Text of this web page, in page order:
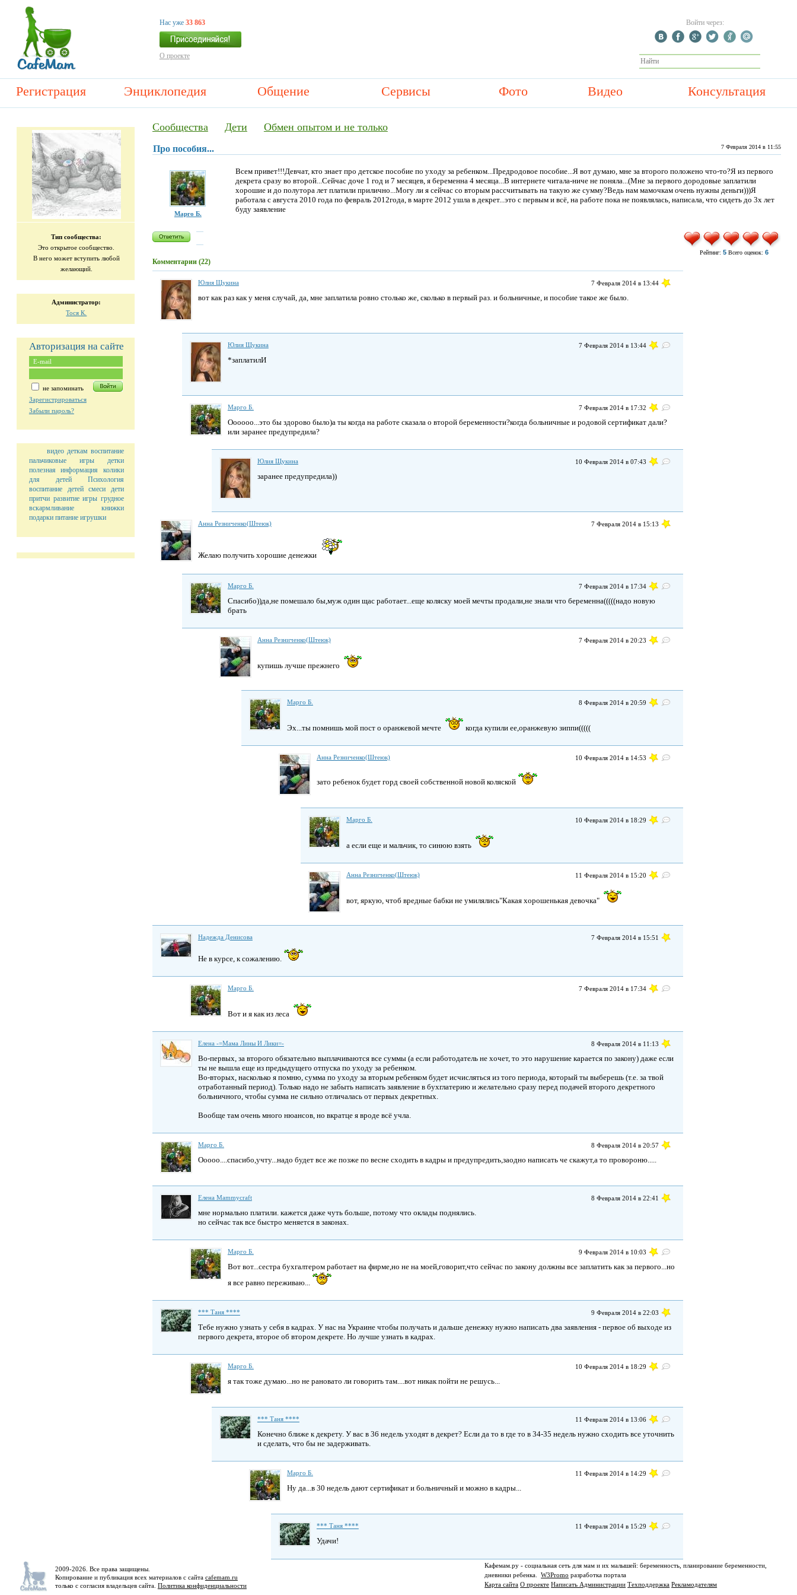
Нас уже 33 863
О проекте
Войти через:
Регистрация Энциклопедия Общение Сервисы Фото Видео Консультация
Тип сообщества:
Это открытое сообщество.
В него может вступить любой
желающий.
Администратор:
Тоcя К.
Авторизация на сайте
не запоминать
Зарегистрироваться
Забыли пароль?
видео деткам воспитание
пальчиковые игры
детки
полезная информация
колики
для детей
Психология
воспитание детей
смеси
дети
притчи развитие игры грудное
вскармливание
книжки
подарки питание игрушки
Сообщества Дети Обмен опытом и не только
Про пособия... 7 Февраля 2014 в 11:55
Марго Б.
Всем привет!!!Девчат, кто знает про детское пособие по уходу за ребенком...Предродовое пособие...Я вот думаю, мне за второго положено что-то?Я из первого
декрета сразу во второй...Сейчас доче 1 год и 7 месяцев, я беременна 4 месяца...В интернете читала-ниче не поняла...(Мне за первого дородовые заплатили
хорошие и до полутора лет платили прилично...Могу ли я сейчас со вторым рассчитывать на такую же сумму?Ведь нам мамочкам очень нужны деньги)))Я
работала с августа 2010 года по февраль 2012года, в марте 2012 ушла в декрет...это с первым и всё, на работе пока не появлялась, написала, что сидеть до 3х лет
буду заявление
Рейтинг: 5Всего оценок: 6
Комментарии (22)
Юлия Щукина 7 Февраля 2014 в 13:44
вот как раз как у меня случай, да, мне заплатила ровно столько же, сколько в первый раз. и больничные, и пособие такое же было.
Юлия Щукина 7 Февраля 2014 в 13:44
*заплатилИ
Марго Б. 7 Февраля 2014 в 17:32
Оооооо...это бы здорово было)а ты когда на работе сказала о второй беременности?когда больничные и родовой сертификат дали?
или заранее предупредила?
Юлия Щукина 10 Февраля 2014 в 07:43
заранее предупредила))
Анна Резниченко(Штеюк) 7 Февраля 2014 в 15:13
Желаю получить хорошие денежки
Марго Б. 7 Февраля 2014 в 17:34
Спасибо))да,не помешало бы,муж один щас работает...еще коляску моей мечты продали,не знали что беременна(((((надо новую
брать
Анна Резниченко(Штеюк) 7 Февраля 2014 в 20:23
купишь лучше прежнего
Марго Б. 8 Февраля 2014 в 20:59
Эх...ты помнишь мой пост о оранжевой мечте когда купили ее,оранжевую зиппи(((((
Анна Резниченко(Штеюк) 10 Февраля 2014 в 14:53
зато ребенок будет горд своей собственной новой коляской
Марго Б. 10 Февраля 2014 в 18:29
а если еще и мальчик, то синюю взять
Анна Резниченко(Штеюк) 11 Февраля 2014 в 15:20
вот, яркую, чтоб вредные бабки не умилялись"Какая хорошенькая девочка"
Надежда Денисова 7 Февраля 2014 в 15:51
Не в курсе, к сожалению.
Марго Б. 7 Февраля 2014 в 17:34
Вот и я как из леса
Елена -=Мама Лины И Лики=- 8 Февраля 2014 в 11:13
Во-первых, за второго обязательно выплачиваются все суммы (а если работодатель не хочет, то это нарушение карается по закону) даже если
ты не вышла еще из предыдущего отпуска по уходу за ребенком.
Во-вторых, насколько я помню, сумма по уходу за вторым ребенком будет исчисляться из того периода, который ты выберешь (т.е. за твой
отработанный период). Только надо не забыть написать заявление в бухглатерию и желательно сразу перед подачей второго декретного
больничного, чтобы сумма не сильно отличалась от первых декретных.
Вообще там очень много нюансов, но вкратце я вроде всё учла.
Марго Б. 8 Февраля 2014 в 20:57
Ооооо....спасибо,учту...надо будет все же позже по весне сходить в кадры и предупредить,заодно написать че скажут,а то провороню.....
Елена Mammycraft 8 Февраля 2014 в 22:41
мне нормально платили. кажется даже чуть больше, потому что оклады поднялись.
но сейчас так все быстро меняется в законах.
Марго Б. 9 Февраля 2014 в 10:03
Вот вот...сестра бухгалтером работает на фирме,но не на моей,говорит,что сейчас по закону должны все заплатить как за первого...но
я все равно переживаю...
*** Таня **** 9 Февраля 2014 в 22:03
Тебе нужно узнать у себя в кадрах. У нас на Украине чтобы получать и дальше денежку нужно написать два заявления - первое об выходе из
первого декрета, второе об втором декрете. Но лучше узнать в кадрах.
Марго Б. 10 Февраля 2014 в 18:29
я так тоже думаю...но не рановато ли говорить там....вот никак пойти не решусь...
*** Таня **** 11 Февраля 2014 в 13:06
Конечно ближе к декрету. У вас в 36 недель уходят в декрет? Если да то в где то в 34-35 недель нужно сходить все уточнить
и сделать, что бы не задерживать.
Марго Б. 11 Февраля 2014 в 14:29
Ну да...в 30 недель дают сертификат и больничный и можно в кадры...
*** Таня **** 11 Февраля 2014 в 15:29
Удачи!
2009-2026. Все права защищены.
Копирование и публикация всех материалов с сайта cafemam.ru
только с согласия владельцев сайта. Политика конфиденциальности
Кафемам.ру - социальная сеть для мам и их малышей: беременность, планирование беременности,
дневники ребенка.W3Promo разработка портала
Карта сайта О проекте Написать Администрации Техподдержка Рекламодателям